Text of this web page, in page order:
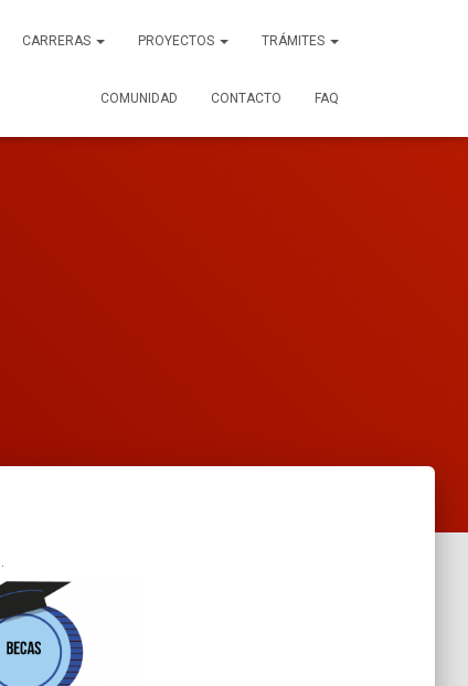
CARRERAS PROYECTOS TRÁMITES
COMUNIDAD CONTACTO FAQ